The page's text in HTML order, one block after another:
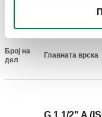
ЦРТЕЖИ И
Број на
дел
Главната врска